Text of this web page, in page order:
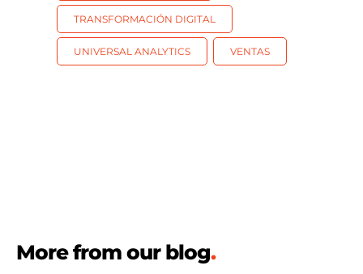
TRANSFORMACIÓN DIGITAL
UNIVERSAL ANALYTICS VENTAS
More from our blog.